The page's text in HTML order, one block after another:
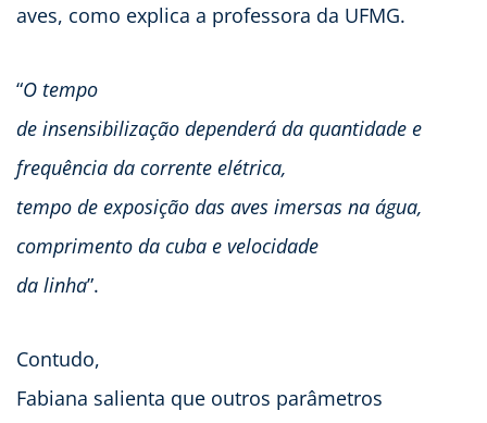
aves, como explica a professora da UFMG.
“O tempo
de insensibilização dependerá da quantidade e
frequência da corrente elétrica,
tempo de exposição das aves imersas na água,
comprimento da cuba e velocidade
da linha”.
Contudo,
Fabiana salienta que outros parâmetros